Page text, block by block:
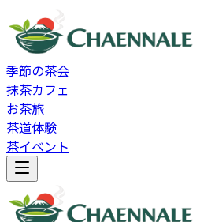
季節の茶会
抹茶カフェ
お茶旅
茶道体験
茶イベント